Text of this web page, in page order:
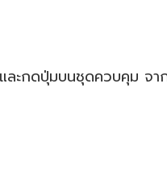
กดปุ่มบนชุดควบคุม จาก